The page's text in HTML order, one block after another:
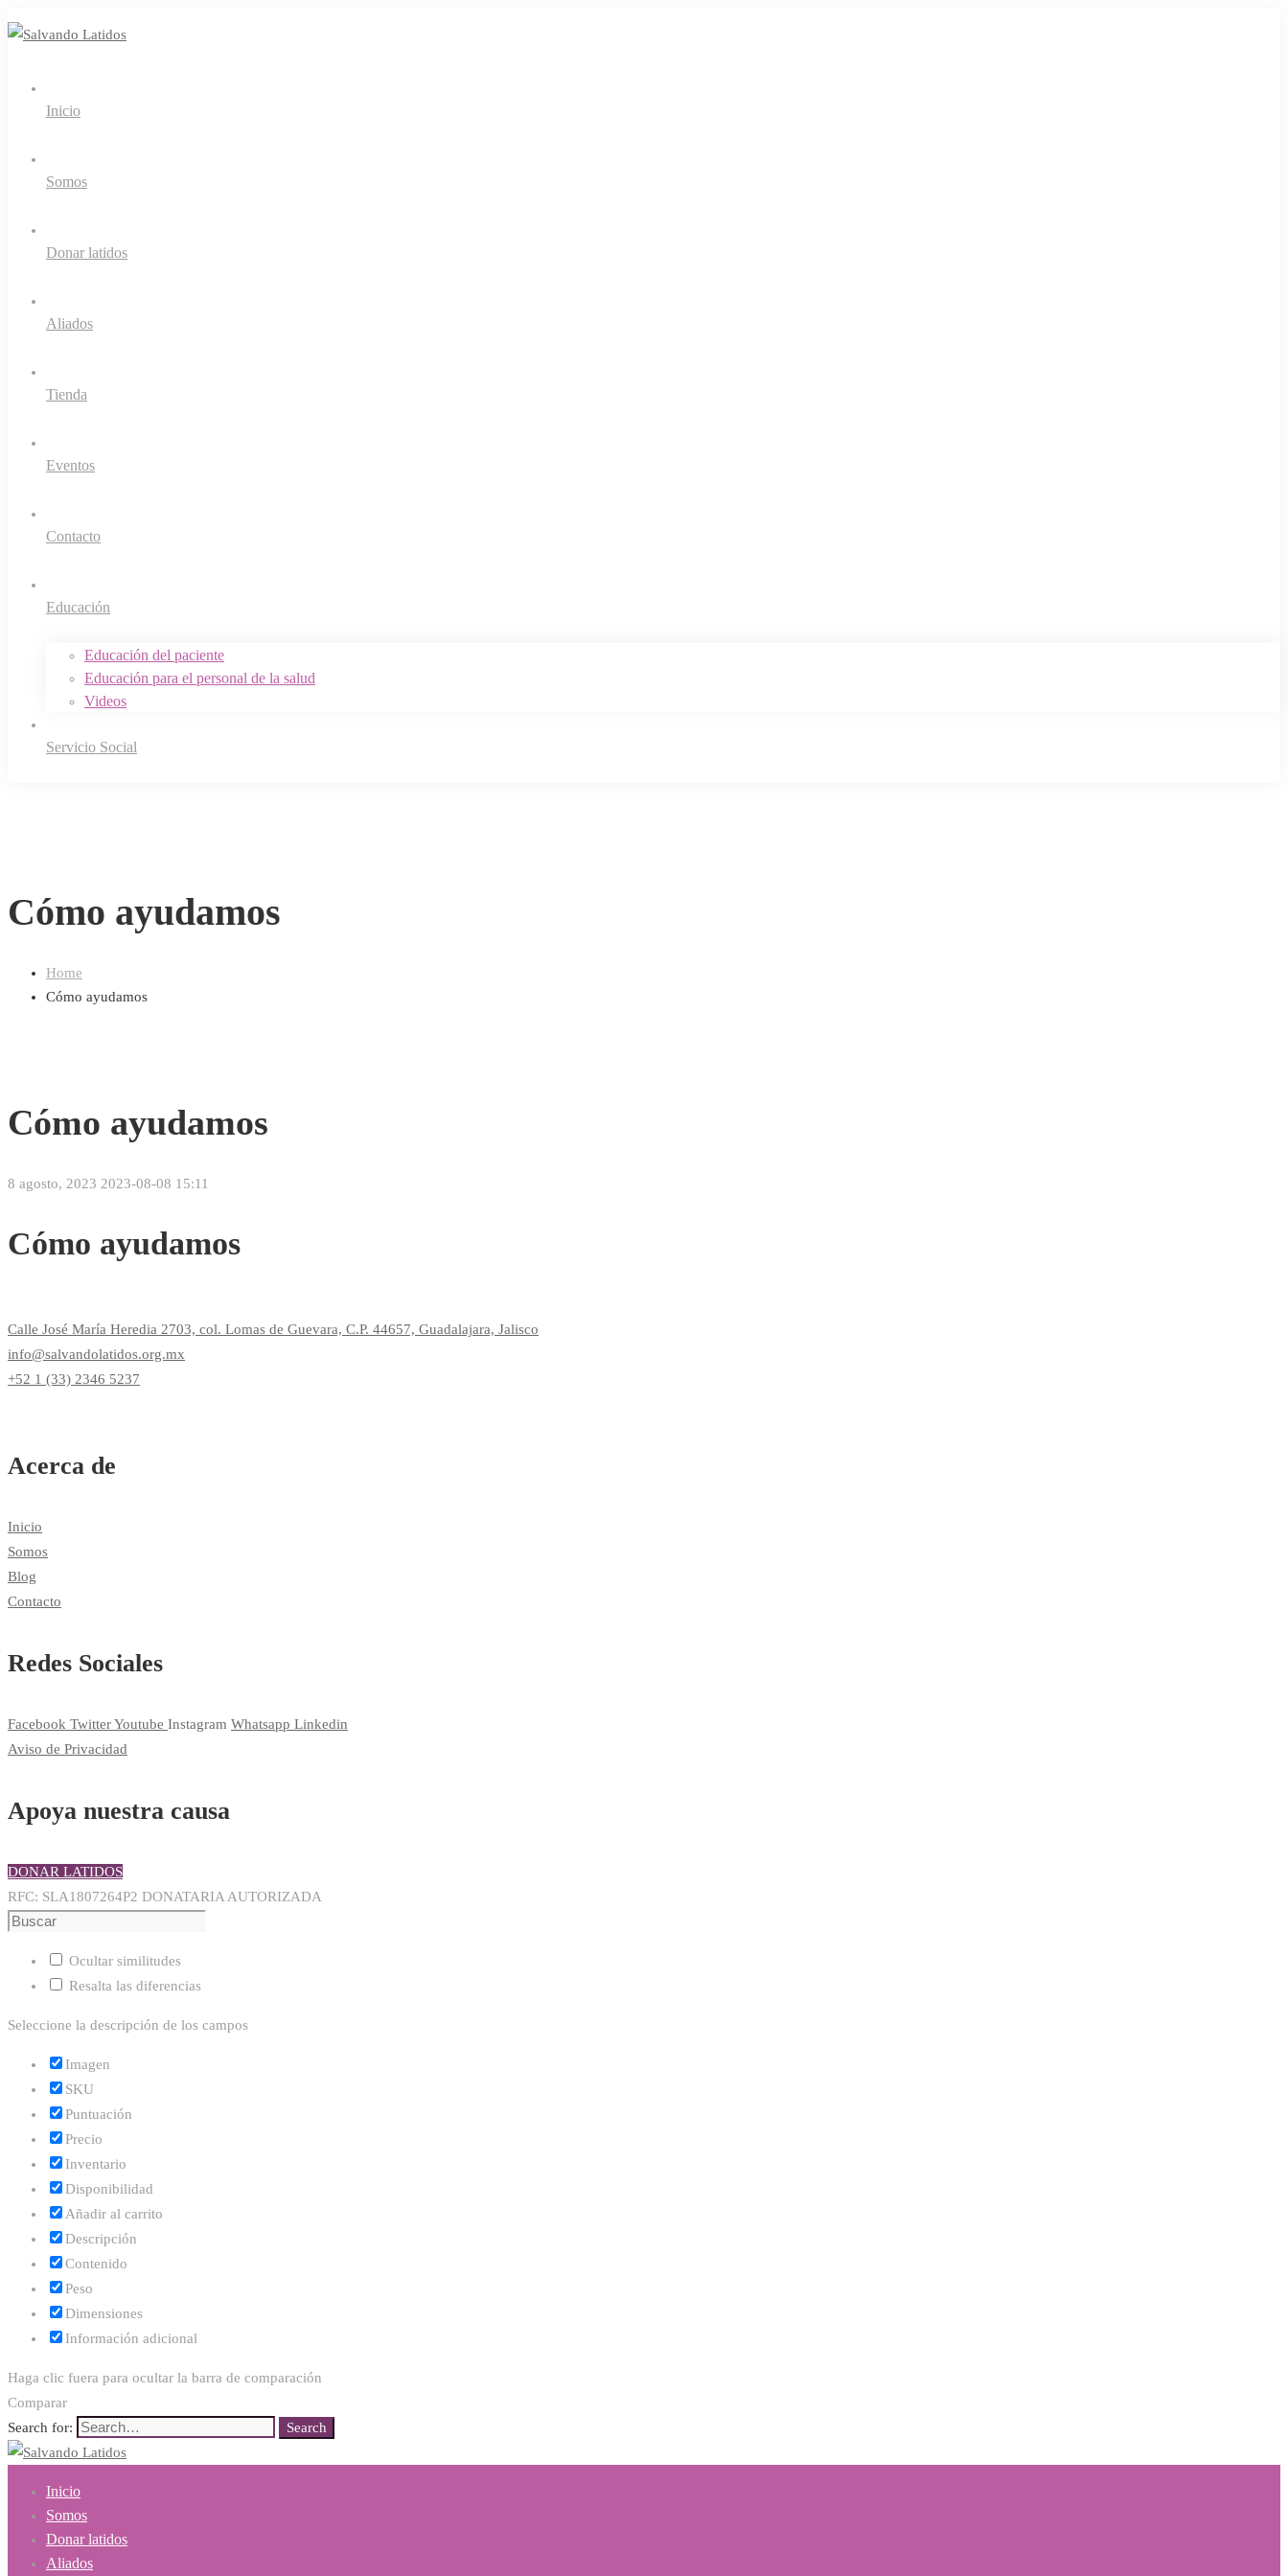
Inicio
Somos
Donar latidos
Aliados
Tienda
Eventos
Contacto
Educación
Educación del paciente
Educación para el personal de la salud
Videos
Servicio Social
Cómo ayudamos
Home
Cómo ayudamos
Cómo ayudamos
8 agosto, 2023 2023-08-08 15:11
Cómo ayudamos
Calle José María Heredia 2703, col. Lomas de Guevara, C.P. 44657, Guadalajara, Jalisco
info@salvandolatidos.org.mx
+52 1 (33) 2346 5237
Acerca de
Inicio
Somos
Blog
Contacto
Redes Sociales
Facebook TwitterYoutube Instagram Whatsapp Linkedin
Aviso de Privacidad
Apoya nuestra causa
DONAR LATIDOS
RFC: SLA1807264P2 DONATARIA AUTORIZADA
Ocultar similitudes
Resalta las diferencias
Seleccione la descripción de los campos
Imagen
SKU
Puntuación
Precio
Inventario
Disponibilidad
Añadir al carrito
Descripción
Contenido
Peso
Dimensiones
Información adicional
Haga clic fuera para ocultar la barra de comparación
Comparar
Search for:
Search
Inicio
Somos
Donar latidos
Aliados